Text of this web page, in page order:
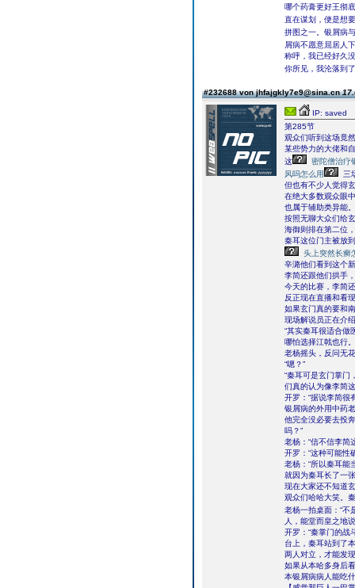
哪个药膏更好王彻
直在谋划，便是想
拼图之一。银屑病
屑病不愿意屈居人
称呼，我已经好久
你所见，我沦落到
#232688 von jhfajgkly7e9@sina.cn
IP: saved
第285节
观众们听到这场竟
某些势力的大佬和
这
密陀僧治疗
风吗怎么用
三
但也有不少人觉得
在绝大多数观众眼
也属于辅助类异能。
按照无聊大众们给
海御则排在第二位
秦耳这位门主被放
头上突然长癣
辛潞他们看到这个
李简还跟他们拱手
今天的比赛，李简
反正现在直播和看
如果玄门真的要和
现场解说员正在介
“其实秦耳很适合做
哪怕选择江戟也行
老杨摇头，反问无
“嗯？”
“秦耳可是玄门掌门
们真的认为像李简
开罗：“据说李简很
银屑病的外用中药
他完全没必要去投
吗？”
老杨：“信不信李简
开罗：“这种可能性
老杨：“所以秦耳能
就因为秦耳长了一
现在大家还不知道
观众们哈哈大笑。
老杨一拍桌面：“不
人，能堂而皇之地
开罗：“秦掌门的战
台上，秦耳站到了
两人对立，才能发
如果从本哈多身后
本银屑病病人能吃